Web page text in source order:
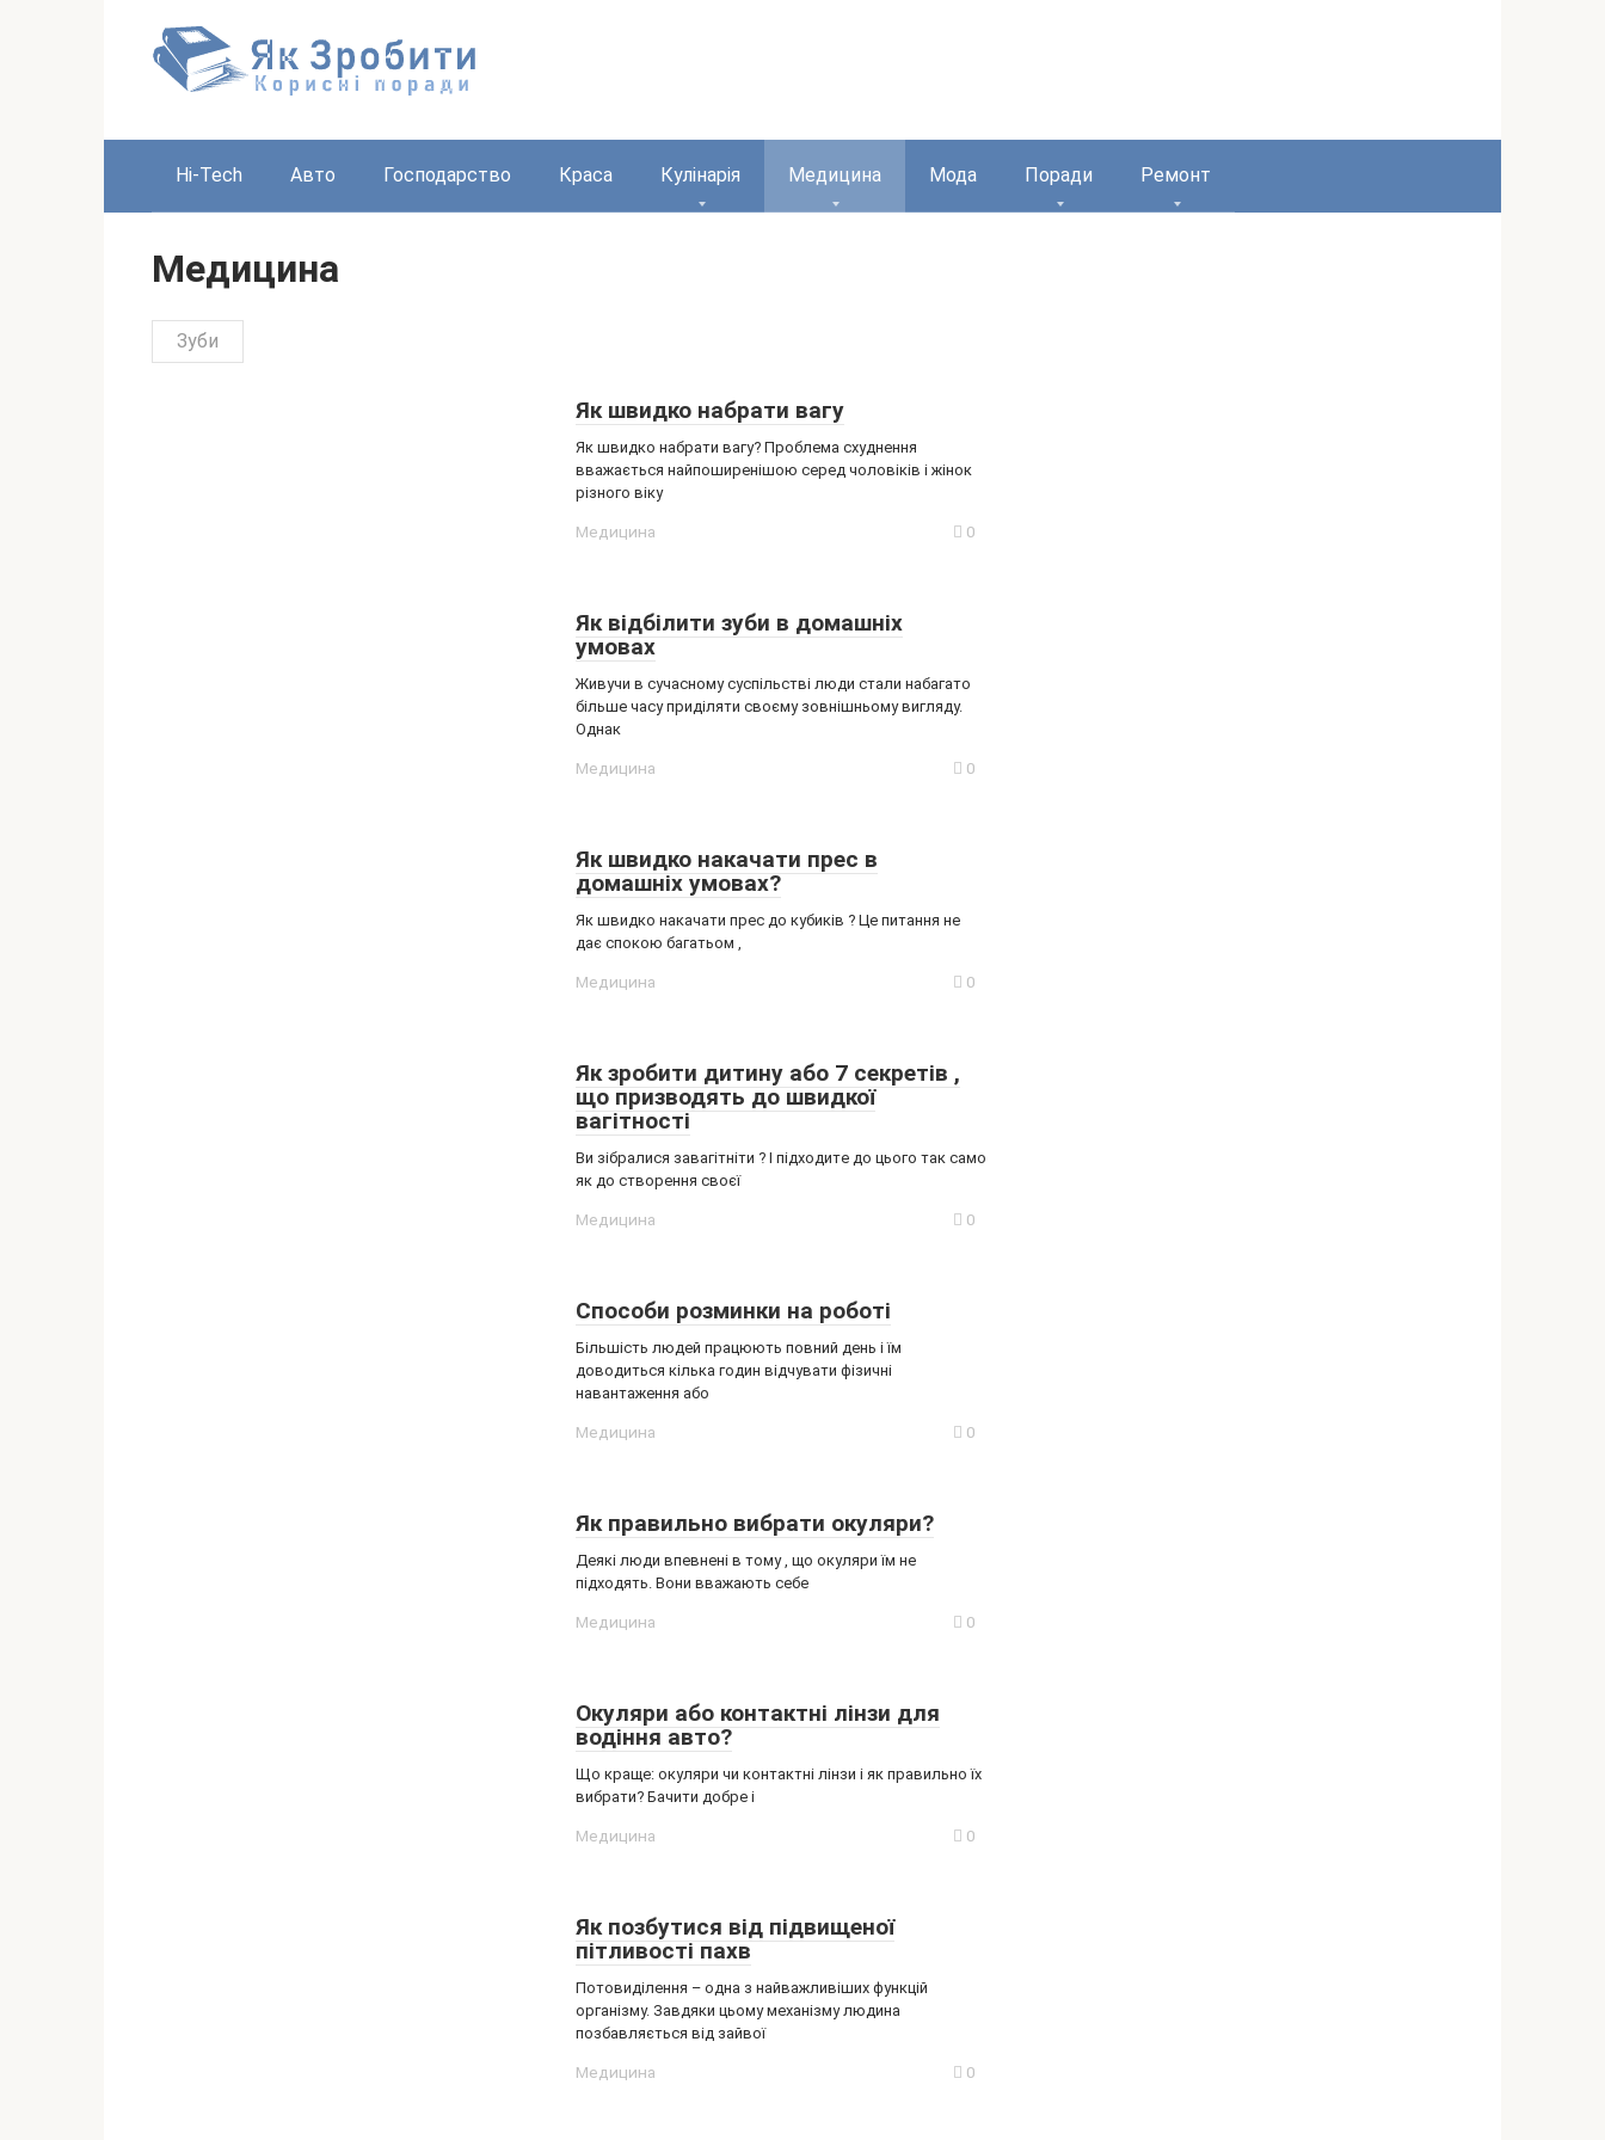
Hi-Tech Авто Господарство Краса Кулінарія Медицина Мода Поради Ремонт
Медицина
Зуби
Як швидко набрати вагу
Як швидко набрати вагу? Проблема схуднення
вважається найпоширенішою серед чоловіків і жінок
різного віку
Медицина 0
Як відбілити зуби в домашніх
умовах
Живучи в сучасному суспільстві люди стали набагато
більше часу приділяти своєму зовнішньому вигляду.
Однак
Медицина 0
Як швидко накачати прес в
домашніх умовах?
Як швидко накачати прес до кубиків ? Це питання не
дає спокою багатьом ,
Медицина 0
Як зробити дитину або 7 секретів ,
що призводять до швидкої
вагітності
Ви зібралися завагітніти ? І підходите до цього так само
як до створення своєї
Медицина 0
Способи розминки на роботі
Більшість людей працюють повний день і їм
доводиться кілька годин відчувати фізичні
навантаження або
Медицина 0
Як правильно вибрати окуляри?
Деякі люди впевнені в тому , що окуляри їм не
підходять. Вони вважають себе
Медицина 0
Окуляри або контактні лінзи для
водіння авто?
Що краще: окуляри чи контактні лінзи і як правильно їх
вибрати? Бачити добре і
Медицина 0
Як позбутися від підвищеної
пітливості пахв
Потовиділення – одна з найважливіших функцій
організму. Завдяки цьому механізму людина
позбавляється від зайвої
Медицина 0